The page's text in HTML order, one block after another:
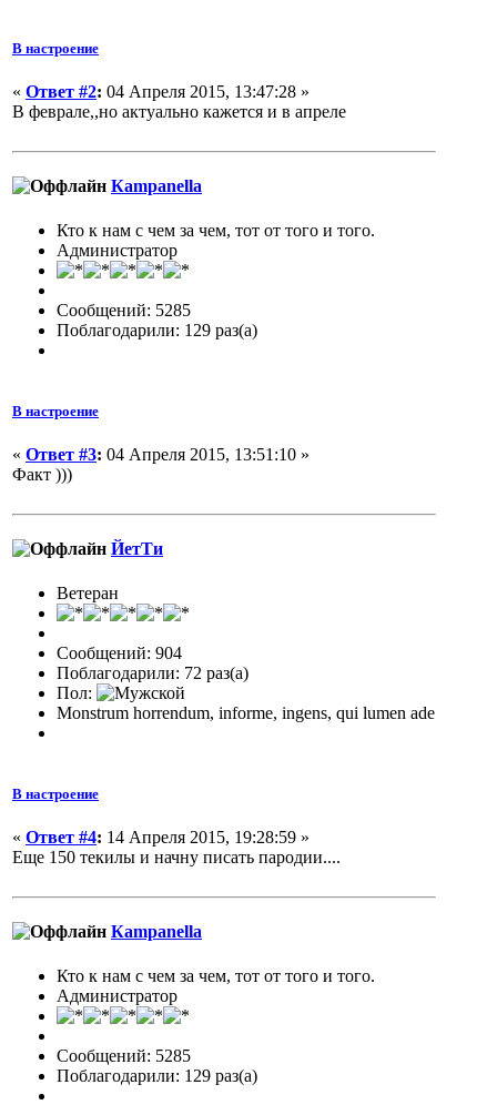
В настроение
« Ответ #2: 04 Апреля 2015, 13:47:28 »
В феврале,,но актуально кажется и в апреле
Кampanella
Кто к нам с чем за чем, тот от того и того.
Администратор
Сообщений: 5285
Поблагодарили: 129 раз(а)
В настроение
« Ответ #3: 04 Апреля 2015, 13:51:10 »
Факт )))
ЙетТи
Ветеран
Сообщений: 904
Поблагодарили: 72 раз(а)
Пол:
Monstrum horrendum, informe, ingens, qui lumen ade
В настроение
« Ответ #4: 14 Апреля 2015, 19:28:59 »
Еще 150 текилы и начну писать пародии....
Кampanella
Кто к нам с чем за чем, тот от того и того.
Администратор
Сообщений: 5285
Поблагодарили: 129 раз(а)